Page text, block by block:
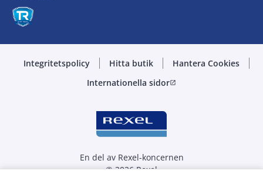
Integritetspolicy Hitta butik
Hantera Cookies
Internationella sidoropen_in_new
En del av Rexel-koncernen
© 2026 Rexel